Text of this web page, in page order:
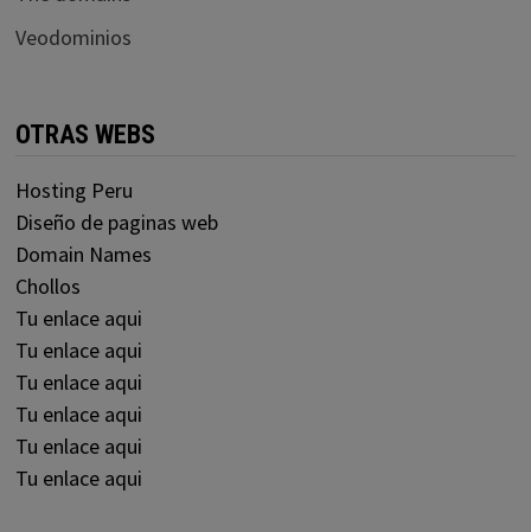
Veodominios
OTRAS WEBS
Hosting Peru
Diseño de paginas web
Domain Names
Chollos
Tu enlace aqui
Tu enlace aqui
Tu enlace aqui
Tu enlace aqui
Tu enlace aqui
Tu enlace aqui